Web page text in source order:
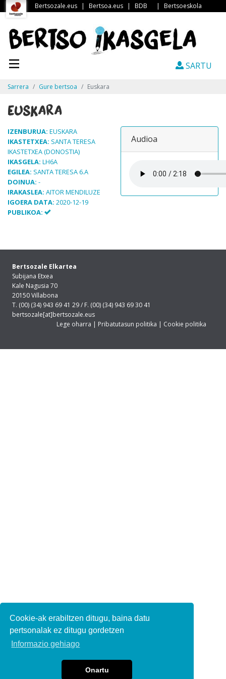
Cookie-ak erabiltzen ditugu, baina datu
pertsonalak ez ditugu gordetzen
Informazio gehiago
Onartu
Bertsozale.eus | Bertsoa.eus | BDB | Bertsoeskola
SARTU
Sarrera Gure bertsoa Euskara
Euskara
IZENBURUA: EUSKARA
IKASTETXEA: SANTA TERESA
IKASTETXEA (DONOSTIA)
IKASGELA: LH6A
EGILEA: SANTA TERESA 6.A
DOINUA: -
IRAKASLEA: AITOR MENDILUZE
IGOERA DATA: 2020-12-19
PUBLIKOA:
Audioa
Bertsozale Elkartea
Subijana Etxea
Kale Nagusia 70
20150 Villabona
T. (00) (34) 943 69 41 29 / F. (00) (34) 943 69 30 41
bertsozale[at]bertsozale.eus
Lege oharra | Pribatutasun politika | Cookie politika